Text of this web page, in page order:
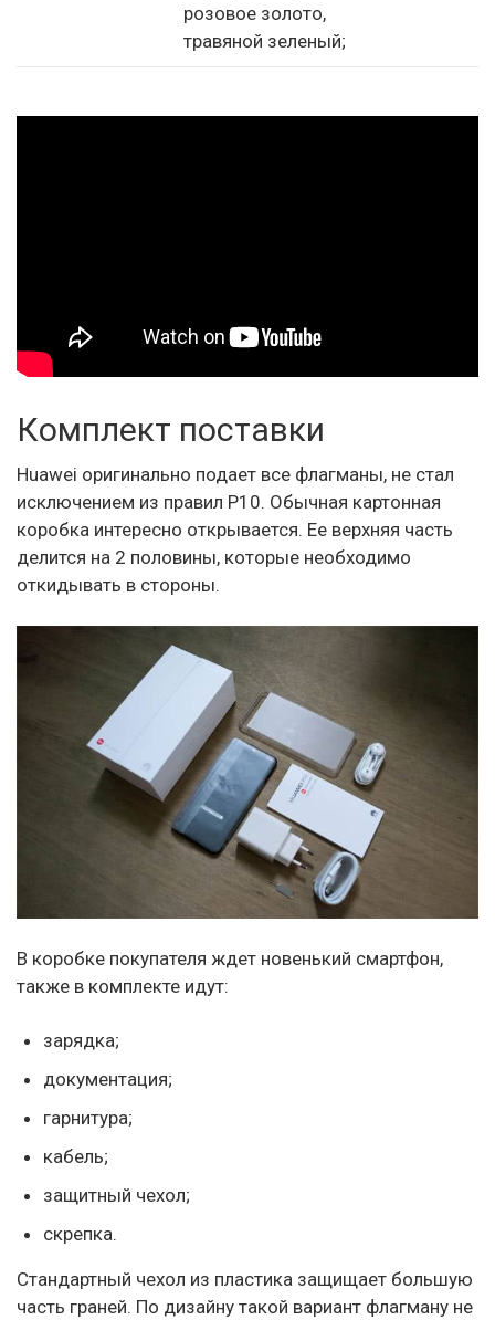
розовое золото,
травяной зеленый;
Комплект поставки
Huawei оригинально подает все флагманы, не стал
исключением из правил P10. Обычная картонная
коробка интересно открывается. Ее верхняя часть
делится на 2 половины, которые необходимо
откидывать в стороны.
В коробке покупателя ждет новенький смартфон,
также в комплекте идут:
зарядка;
документация;
гарнитура;
кабель;
защитный чехол;
скрепка.
Стандартный чехол из пластика защищает большую
часть граней. По дизайну такой вариант флагману не